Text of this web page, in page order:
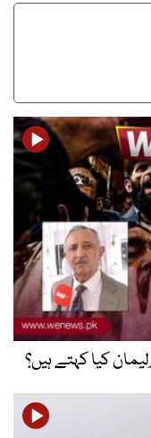
کیا کہتے ہیں؟